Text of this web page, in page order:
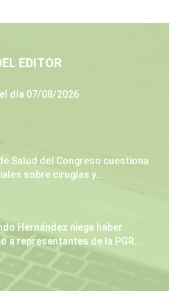
EDITOR
día 07/08/2026
Salud del Congreso cuestiona
sobre cirugías y...
Hernández niega haber
a representantes de la PGR...